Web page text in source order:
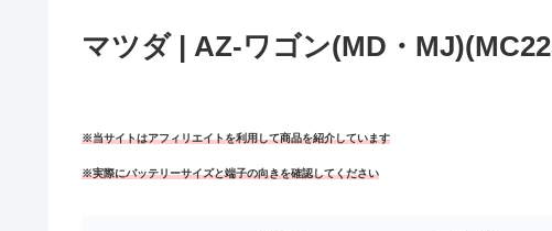
マツダ | AZ-ワゴン(MD・
※当サイトはアフィリエイトを利用して商品を紹介しています
※実際にバッテリーサイズと端子の向きを確認してください